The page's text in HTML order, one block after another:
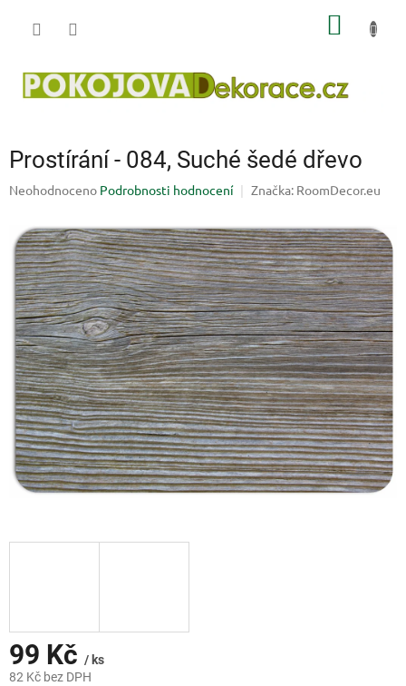
Prostírání - 084, Suché šedé dřevo
Průměrné
produktu
je
0,0
hvězdiček.
Neohodnoceno Podrobnosti hodnocení Značka: RoomDecor.eu
99 Kč / ks
82 Kč bez DPH